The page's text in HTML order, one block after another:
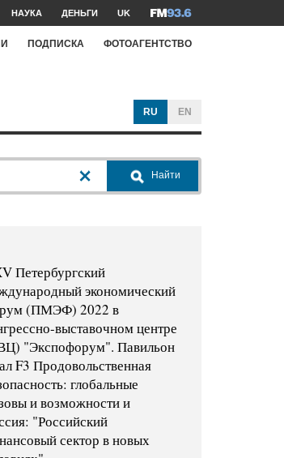
НАУКА ДЕНЬГИ UK
ПОДПИСКА ФОТОАГЕНТСТВО
RU EN
Найти
Петербургский
экономический
(ПМЭФ) 2022 в
выставочном центре
"Экспофорум". Павильон
F3 Продовольственная
глобальные
и возможности и
"Российский
сектор в новых